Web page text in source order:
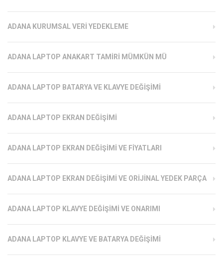
ADANA KURUMSAL VERI YEDEKLEME
ADANA LAPTOP ANAKART TAMIRI MÜMKÜN MÜ
ADANA LAPTOP BATARYA VE KLAVYE DEĞIŞIMI
ADANA LAPTOP EKRAN DEĞIŞIMI
ADANA LAPTOP EKRAN DEĞIŞIMI VE FIYATLARI
ADANA LAPTOP EKRAN DEĞIŞIMI VE ORIJINAL YEDEK PARÇA
ADANA LAPTOP KLAVYE DEĞIŞIMI VE ONARIMI
ADANA LAPTOP KLAVYE VE BATARYA DEĞIŞIMI